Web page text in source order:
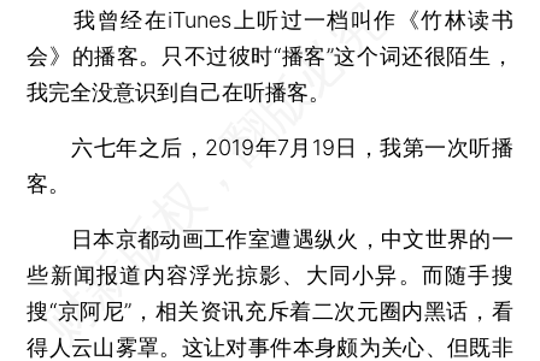
我曾经在iTunes上听过一档叫作《竹林读书
会》的播客。只不过彼时“播客”这个词还很陌生，
我完全没意识到自己在听播客。
六七年之后，2019年7月19日，我第一次听播
客。
日本京都动画工作室遭遇纵火，中文世界的一
些新闻报道内容浮光掠影、大同小异。而随手搜
搜“京阿尼”，相关资讯充斥着二次元圈内黑话，看
得人云山雾罩。这让对事件本身颇为关心、但既非